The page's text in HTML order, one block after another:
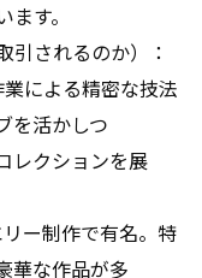
す。
されるのか）：
による精密な技法
を活かしつ
クションを展
ー制作で有名。特
華な作品が多